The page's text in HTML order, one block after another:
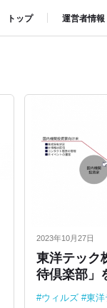
トップ 運営者情報
2023年10月27日
東洋テック
待倶楽部」
ウィルズ 東洋